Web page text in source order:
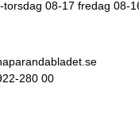
torsdag 08-17 fredag 08-
280 00